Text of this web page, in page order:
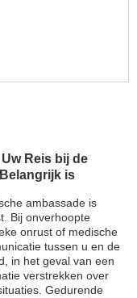
Reis bij de
is
ambassade is
Bij onverhoopte
onrust of medische
tussen u en de
in het geval van een
verstrekken over
Gedurende